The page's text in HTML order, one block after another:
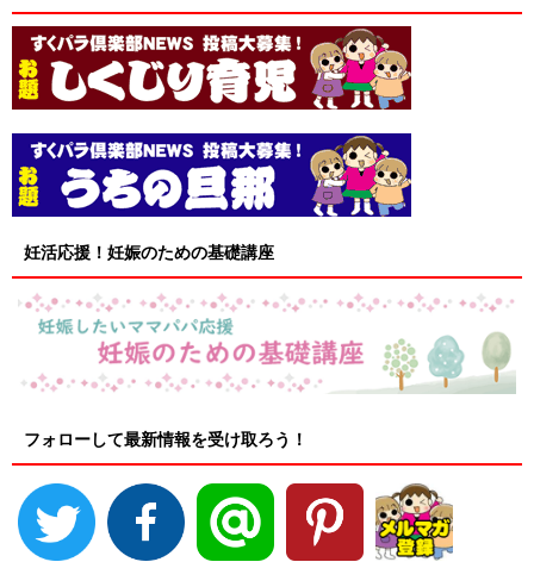
妊活応援！妊娠のための基礎講座
フォローして最新情報を受け取ろう！